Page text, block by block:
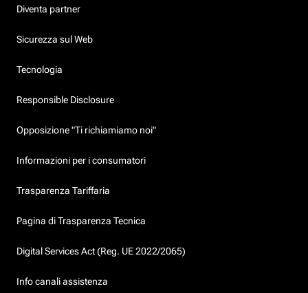
Diventa partner
Sicurezza sul Web
Tecnologia
Responsible Disclosure
Opposizione "Ti richiamiamo noi"
Informazioni per i consumatori
Trasparenza Tariffaria
Pagina di Trasparenza Tecnica
Digital Services Act (Reg. UE 2022/2065)
Info canali assistenza